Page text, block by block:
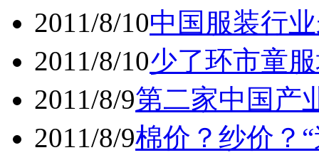
2011/8/10中国服装行
2011/8/10少了环市童
2011/8/9第二家中国产
2011/8/9棉价？纱价？